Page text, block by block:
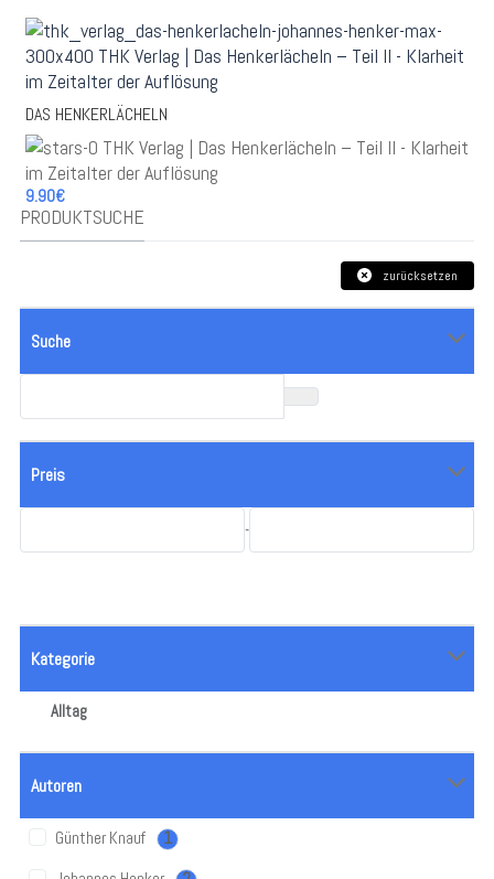
DAS HENKERLÄCHELN
9.90€
PRODUKTSUCHE
zurücksetzen
Suche
Preis
-
Kategorie
Alltag
Autoren
Günther Knauf 1